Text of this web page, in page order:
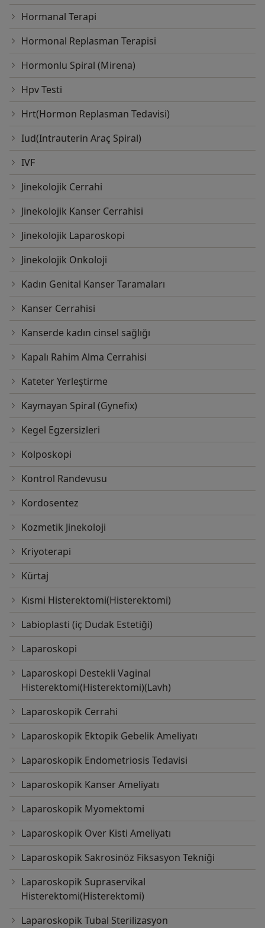
Hormanal Terapi
Hormonal Replasman Terapisi
Hormonlu Spiral (Mirena)
Hpv Testi
Hrt(Hormon Replasman Tedavisi)
Iud(Intrauterin Araç Spiral)
IVF
Jinekolojik Cerrahi
Jinekolojik Kanser Cerrahisi
Jinekolojik Laparoskopi
Jinekolojik Onkoloji
Kadın Genital Kanser Taramaları
Kanser Cerrahisi
Kanserde kadın cinsel sağlığı
Kapalı Rahim Alma Cerrahisi
Kateter Yerleştirme
Kaymayan Spiral (Gynefix)
Kegel Egzersizleri
Kolposkopi
Kontrol Randevusu
Kordosentez
Kozmetik Jinekoloji
Kriyoterapi
Kürtaj
Kısmi Histerektomi(Histerektomi)
Labioplasti (iç Dudak Estetiği)
Laparoskopi
Laparoskopi Destekli Vaginal
Histerektomi(Histerektomi)(Lavh)
Laparoskopik Cerrahi
Laparoskopik Ektopik Gebelik Ameliyatı
Laparoskopik Endometriosis Tedavisi
Laparoskopik Kanser Ameliyatı
Laparoskopik Myomektomi
Laparoskopik Over Kisti Ameliyatı
Laparoskopik Sakrosinöz Fiksasyon Tekniği
Laparoskopik Supraservikal
Histerektomi(Histerektomi)
Laparoskopik Tubal Sterilizasyon